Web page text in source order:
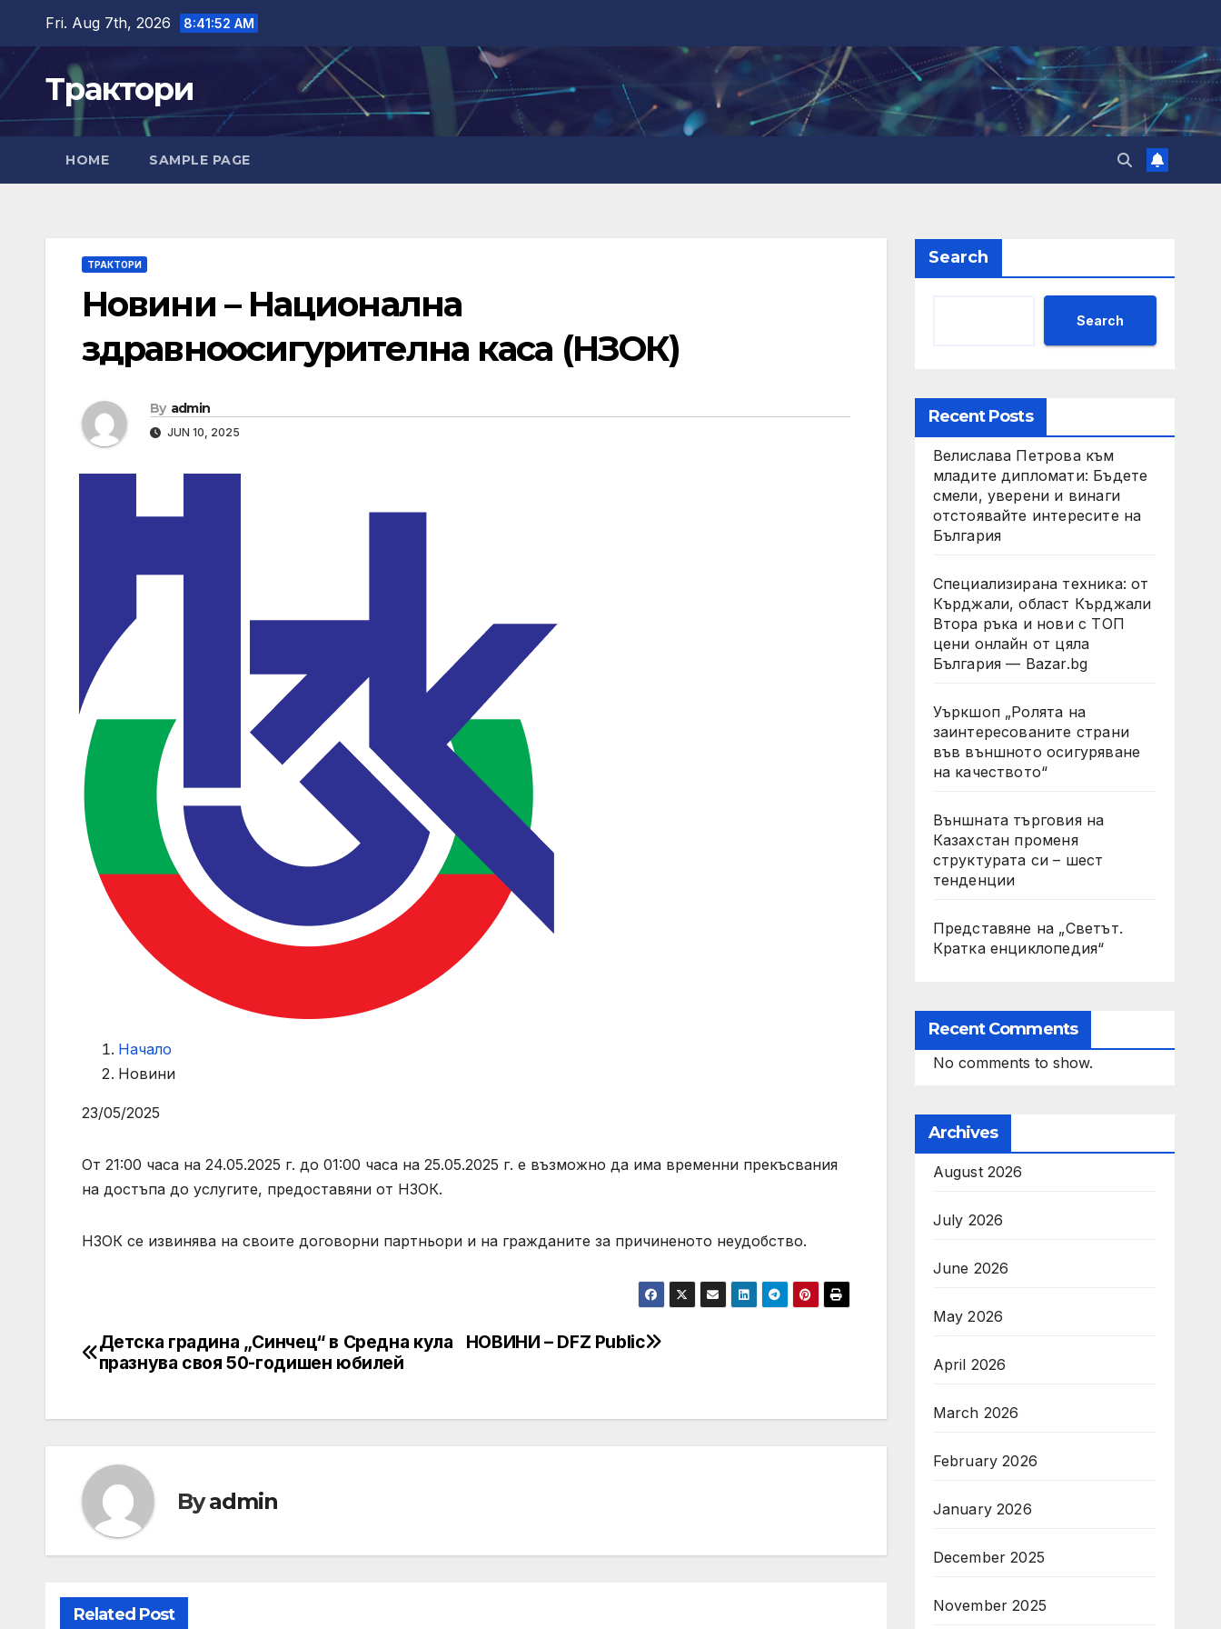
content
Fri. Aug 7th, 2026 8:41:53 AM
Трактори
HOME SAMPLE PAGE
ТРАКТОРИ
Новини – Национална
здравноосигурителна каса (НЗОК)
By admin
JUN 10, 2025
Начало
Новини
23/05/2025
От 21:00 часа на 24.05.2025 г. до 01:00 часа на 25.05.2025 г. е възможно да има временни прекъсвания
на достъпа до услугите, предоставяни от НЗОК.
НЗОК се извинява на своите договорни партньори и на гражданите за причиненото неудобство.
Post
НОВИНИ – DFZ Public
Детска градина „Синчец“ в Средна кула
празнува своя 50-годишен юбилей
Byadmin
Related Post
Search
Search
Recent Posts
Велислава Петрова към
младите дипломати: Бъдете
смели, уверени и винаги
отстоявайте интересите на
България
Специализирана техника: от
Кърджали, област Кърджали
Втора ръка и нови с ТОП
цени онлайн от цяла
България — Bazar.bg
Уъркшоп „Ролята на
заинтересованите страни
във външното осигуряване
на качеството“
Външната търговия на
Казахстан променя
структурата си – шест
тенденции
Представяне на „Светът.
Кратка енциклопедия“
Recent Comments
No comments to show.
Archives
August 2026
July 2026
June 2026
May 2026
April 2026
March 2026
February 2026
January 2026
December 2025
November 2025